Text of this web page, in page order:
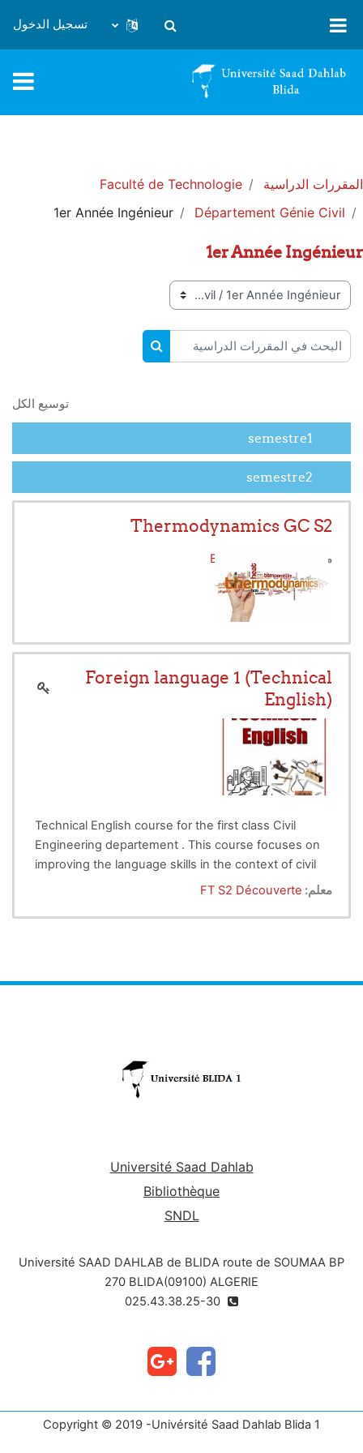
تبديل إدخال البحث
تسجيل الدخول
المقررات الدراسية
Faculté de Technologie
Département Génie Civil
1er Année Ingénieur
1er Année Ingénieur
تصنيفات المقررات
البحث في المقررات الدراسية
البحث في المقررات الدراسية
توسيع الكل
semestre1
semestre2
Thermodynamics GC S2
معلم: BOUMAD Souad
Foreign language 1 (Technical
English)
Technical English course for the first class Civil
Engineering departement . This course focuses on
improving the language skills in the context of civil
engineering. Learn relevant vocabulary and
the industry.
معلم: FT S2 Découverte
Université Saad Dahlab
Bibliothèque
SNDL
Université SAAD DAHLAB de BLIDA route de SOUMAA BP
270 BLIDA(09100) ALGERIE
Copyright © 2019 -Univérsité Saad Dahlab Blida 1